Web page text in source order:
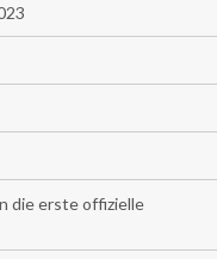
die erste offizielle